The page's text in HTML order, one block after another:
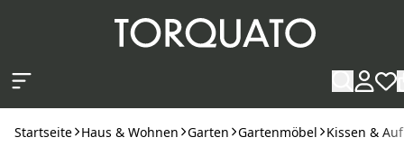
Startseite Haus & Wohnen Garten Gartenmöbel Kissen &